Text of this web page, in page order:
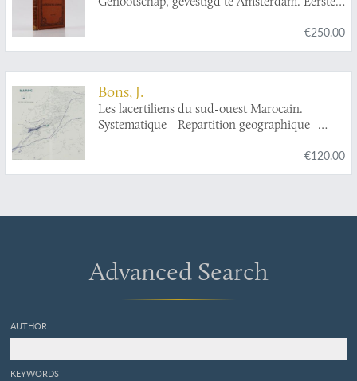
€250.00
Bons, J.
Les lacertiliens du sud-ouest Marocain.
Systematique - Repartition geographique -
€120.00
Advanced Search
AUTHOR
KEYWORDS